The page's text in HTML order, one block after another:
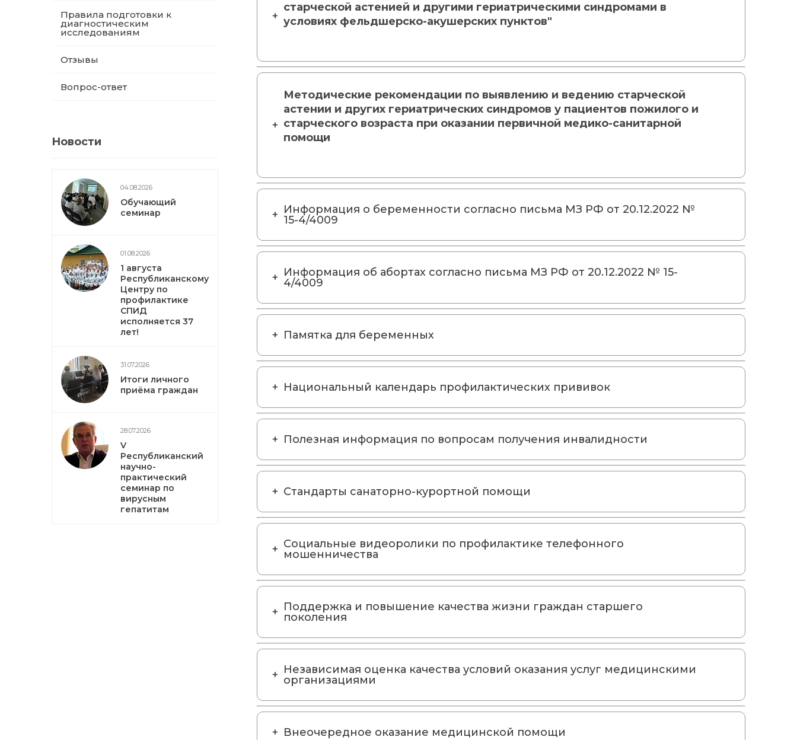
Правила подготовки к
диагностическим
исследованиям
Отзывы
Вопрос-ответ
Новости
04.08.2026
Обучающий
семинар
01.08.2026
1 августа
Республиканскому
Центру по
профилактике
СПИД
исполняется 37
лет!
31.07.2026
Итоги личного
приёма граждан
28.07.2026
V
Республиканский
научно-
практический
семинар по
вирусным
гепатитам
старческой астенией и другими гериатрическими синдромами в
условиях фельдшерско-акушерских пунктов"
Методические рекомендации по выявлению и ведению старческой
астении и других гериатрических синдромов у пациентов пожилого и
старческого возраста при оказании первичной медико-санитарной
помощи
Информация о беременности согласно письма МЗ РФ от 20.12.2022 №
15-4/4009
Информация об абортах согласно письма МЗ РФ от 20.12.2022 № 15-
4/4009
Памятка для беременных
Национальный календарь профилактических прививок
Полезная информация по вопросам получения инвалидности
Стандарты санаторно-курортной помощи
Социальные видеоролики по профилактике телефонного
мошенничества
Поддержка и повышение качества жизни граждан старшего
поколения
Независимая оценка качества условий оказания услуг медицинскими
организациями
Внеочередное оказание медицинской помощи